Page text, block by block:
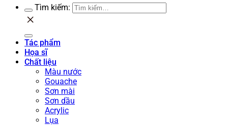
Tìm kiếm:
Tác phẩm
Họa sĩ
Chất liệu
Màu nước
Gouache
Sơn mài
Sơn dầu
Acrylic
Lụa